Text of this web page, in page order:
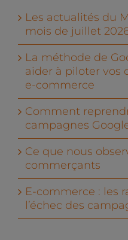
Les actualités du
mois de juillet
La méthode de
aider à piloter vos
e-commerce
Comment
campagnes
Ce que nous
commerçants
E-commerce : les
l’échec des